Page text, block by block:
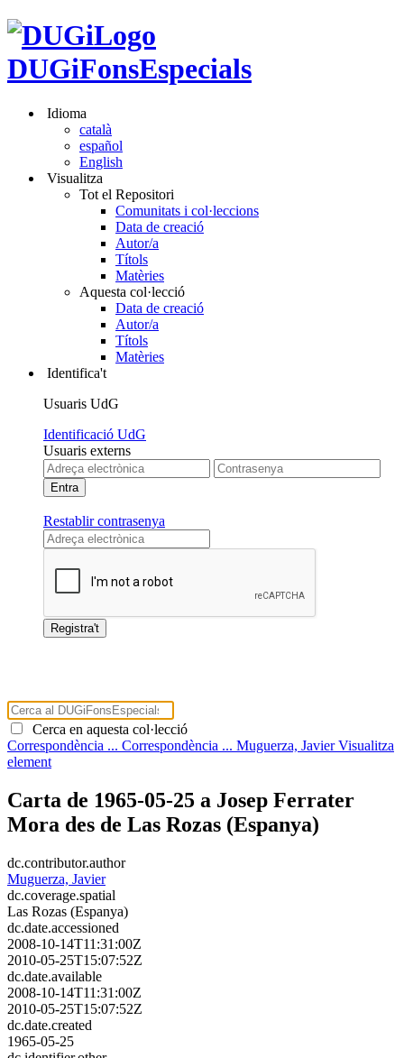
DUGiFonsEspecials
Idioma
català
español
English
Visualitza
Tot el Repositori
Comunitats i col·leccions
Data de creació
Autor/a
Títols
Matèries
Aquesta col·lecció
Data de creació
Autor/a
Títols
Matèries
Identifica't
Usuaris UdG
Identificació UdG
Usuaris externs
Restablir contrasenya
Cerca en aquesta col·lecció
Correspondència ... Correspondència ... Muguerza, JavierVisualitza
element
Carta de 1965-05-25 a Josep Ferrater
Mora des de Las Rozas (Espanya)
dc.contributor.author
Muguerza, Javier
dc.coverage.spatial
Las Rozas (Espanya)
dc.date.accessioned
2008-10-14T11:31:00Z
2010-05-25T15:07:52Z
dc.date.available
2008-10-14T11:31:00Z
2010-05-25T15:07:52Z
dc.date.created
1965-05-25